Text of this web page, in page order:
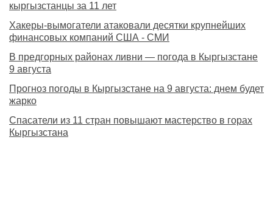
кыргызстанцы за 11 лет
Хакеры-вымогатели атаковали десятки крупнейших
финансовых компаний США - СМИ
В предгорных районах ливни — погода в Кыргызстане
9 августа
Прогноз погоды в Кыргызстане на 9 августа: днем будет
жарко
Спасатели из 11 стран повышают мастерство в горах
Кыргызстана